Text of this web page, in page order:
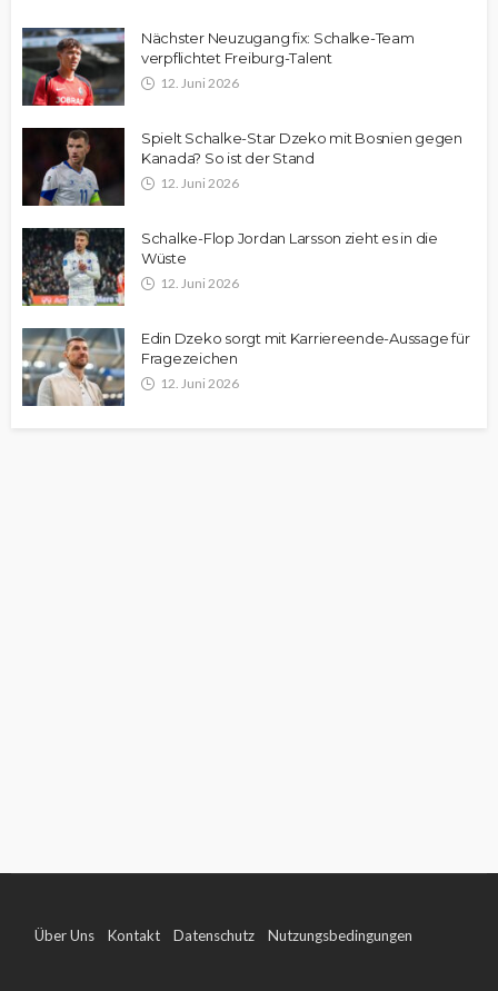
Nächster Neuzugang fix: Schalke-Team
verpflichtet Freiburg-Talent
12. Juni 2026
Spielt Schalke-Star Dzeko mit Bosnien gegen
Kanada? So ist der Stand
12. Juni 2026
Schalke-Flop Jordan Larsson zieht es in die
Wüste
12. Juni 2026
Edin Dzeko sorgt mit Karriereende-Aussage für
Fragezeichen
12. Juni 2026
Über Uns Kontakt Datenschutz Nutzungsbedingungen